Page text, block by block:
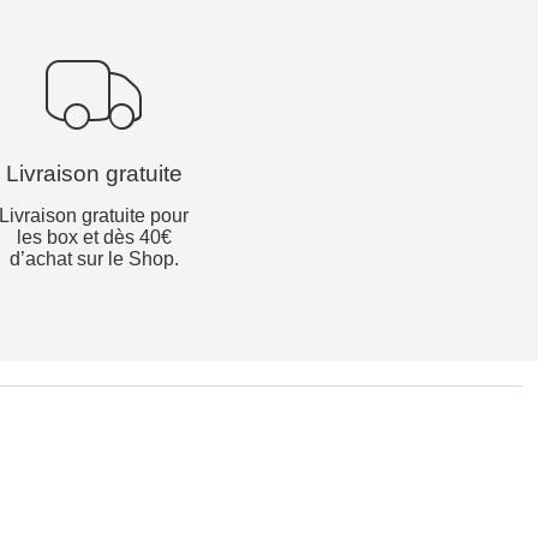
Livraison gratuite
Livraison gratuite pour
les box et dès 40€
d’achat sur le Shop.